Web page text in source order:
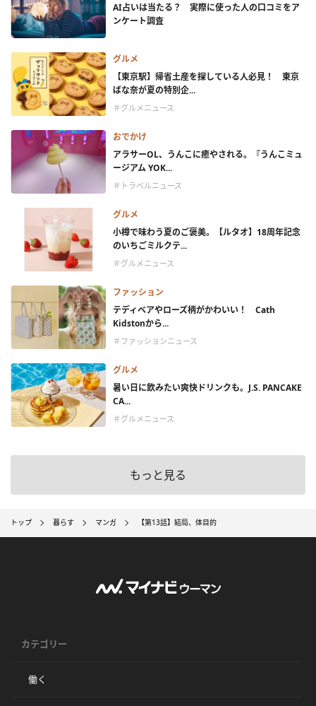
AI占いは当たる？ 実際に使った人の口コミをア
ンケート調査
グルメ
【東京駅】帰省土産を探している人必見！ 東京
ばな奈が夏の特別企...
＃グルメニュース
おでかけ
アラサーOL、うんこに癒やされる。『うんこミュ
ージアム YOK...
＃トラベルニュース
グルメ
小樽で味わう夏のご褒美。【ルタオ】18周年記念
のいちごミルクテ...
＃グルメニュース
ファッション
テディベアやローズ柄がかわいい！ Cath
Kidstonから...
＃ファッションニュース
グルメ
暑い日に飲みたい爽快ドリンクも。J.S. PANCAKE
CA...
＃グルメニュース
もっと見る
トップ 暮らす マンガ 【第13話】結局、体目的
カテゴリー
働く